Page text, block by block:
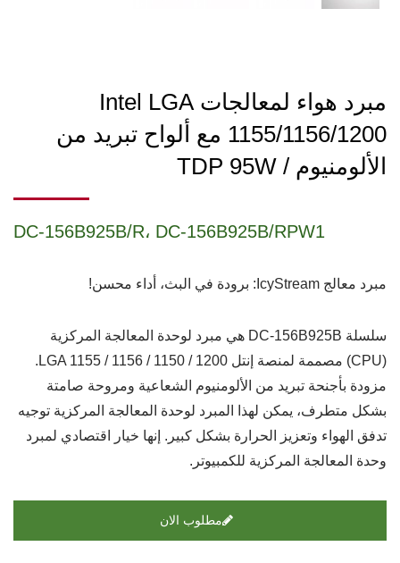
مبرد هواء لمعالجات Intel LGA
1155/1156/1200 مع ألواح تبريد من
الألومنيوم / TDP 95W
DC-156B925B/R، DC-156B925B/RPW1
مبرد معالج IcyStream: برودة في البث، أداء محسن!
سلسلة DC-156B925B هي مبرد لوحدة المعالجة المركزية
(CPU) مصممة لمنصة إنتل LGA 1155 / 1156 / 1150 / 1200.
مزودة بأجنحة تبريد من الألومنيوم الشعاعية ومروحة صامتة
بشكل متطرف، يمكن لهذا المبرد لوحدة المعالجة المركزية توجيه
تدفق الهواء وتعزيز الحرارة بشكل كبير. إنها خيار اقتصادي لمبرد
وحدة المعالجة المركزية للكمبيوتر.
مطلوب الان